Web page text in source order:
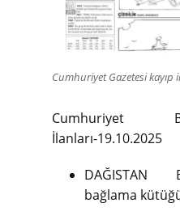
Cumhuriyet Gazetesi kayıp
Cumhuriyet
İlanları-19.10.2025
DAĞISTAN
bağlama